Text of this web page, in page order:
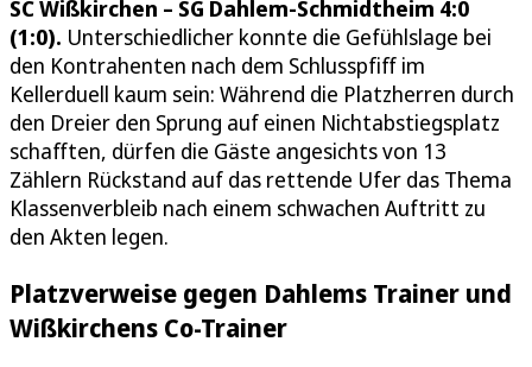
SC Wißkirchen – SG Dahlem-Schmidtheim 4:0
(1:0). Unterschiedlicher konnte die Gefühlslage bei
den Kontrahenten nach dem Schlusspfiff im
Kellerduell kaum sein: Während die Platzherren durch
den Dreier den Sprung auf einen Nichtabstiegsplatz
schafften, dürfen die Gäste angesichts von 13
Zählern Rückstand auf das rettende Ufer das Thema
Klassenverbleib nach einem schwachen Auftritt zu
den Akten legen.
Platzverweise gegen Dahlems Trainer und
Wißkirchens Co-Trainer